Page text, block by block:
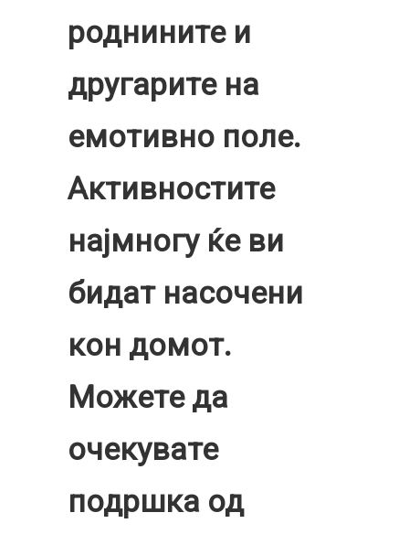
роднините и
другарите на
емотивно поле.
Активностите
најмногу ќе ви
бидат насочени
кон домот.
Можете да
очекувате
подршка од